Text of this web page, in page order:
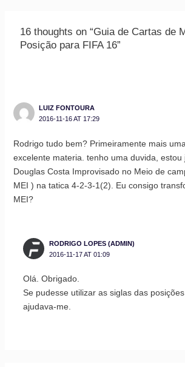
16 thoughts on “Guia de Cartas de
Posição para FIFA 16”
LUIZ FONTOURA
2016-11-16 AT 17:29
Rodrigo tudo bem? Primeiramente mais
excelente materia. tenho uma duvida, estou
Douglas Costa Improvisado no Meio de
MEI ) na tatica 4-2-3-1(2). Eu consigo
MEI?
RODRIGO LOPES (ADMIN)
2016-11-17 AT 01:09
Olá. Obrigado.
Se pudesse utilizar as siglas das
ajudava-me.